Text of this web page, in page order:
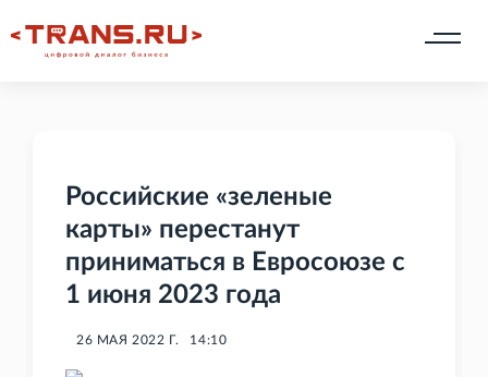
Российские «зеленые
карты» перестанут
приниматься в Евросоюзе с
1 июня 2023 года
26 МАЯ 2022 Г. 14:10